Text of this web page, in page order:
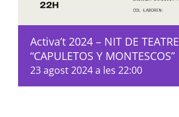
Activa’t 2024 – NIT DE TEATRE
“CAPULETOS Y MONTESCOS”
23 agost 2024 a les 22:00